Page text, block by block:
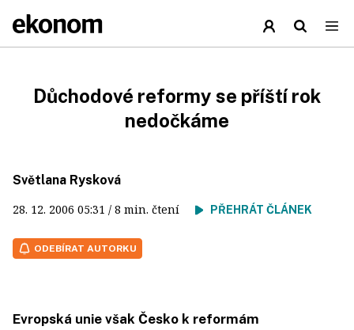
Důchodové reformy se příští rok
nedočkáme
Světlana Rysková
28. 12. 2006 05:31 / 8 min. čtení PŘEHRÁT ČLÁNEK
ODEBÍRAT AUTORKU
Evropská unie však Česko k reformám